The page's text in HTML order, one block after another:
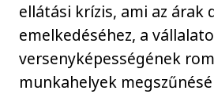
ellátási krízis, ami az árak
emelkedéséhez, a
versenyképességének
munkahelyek